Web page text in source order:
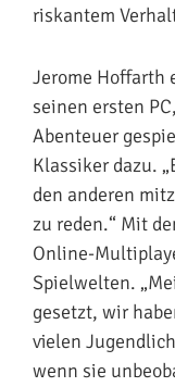
riskantem
Jerome Hoffarth
seinen ersten
Abenteuer
Klassiker dazu.
den anderen
zu reden.“ Mit
Online-
Spielwelten.
gesetzt, wir
vielen
wenn sie